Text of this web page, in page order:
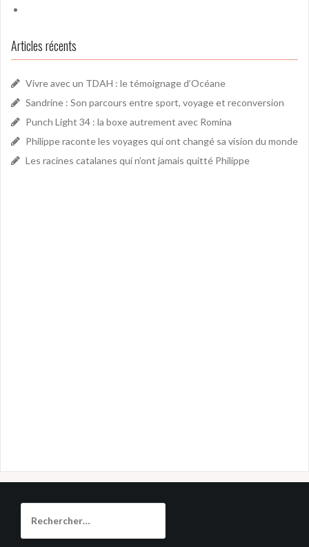
Articles récents
Vivre avec un TDAH : le témoignage d’Océane
Sandrine : Son parcours entre sport, voyage et reconversion
Punch Light 34 : la boxe autrement avec Romina
Philippe raconte les voyages qui ont changé sa vision du monde
Les racines catalanes qui n’ont jamais quitté Philippe